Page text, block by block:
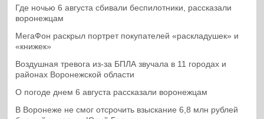
Где ночью 6 августа сбивали беспилотники, рассказали
воронежцам
МегаФон раскрыл портрет покупателей «раскладушек» и
«книжек»
Воздушная тревога из-за БПЛА звучала в 11 городах и
районах Воронежской области
О погоде днем 6 августа рассказали воронежцам
В Воронеже не смог отсрочить взыскание 6,8 млн рублей